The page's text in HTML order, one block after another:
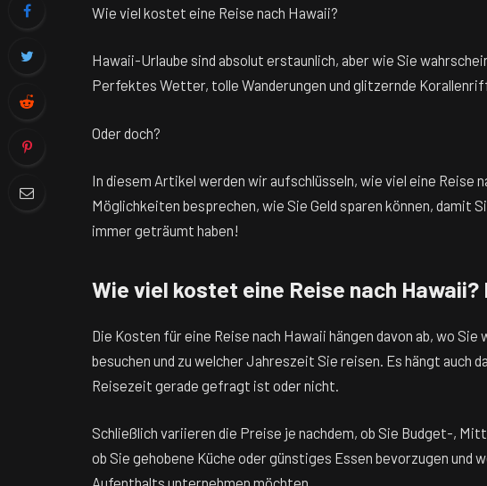
Wie viel kostet eine Reise nach Hawaii?
Hawaii-Urlaube sind absolut erstaunlich, aber wie Sie
Perfektes Wetter, tolle Wanderungen und glitzernde
Oder doch?
In diesem Artikel werden wir aufschlüsseln, wie viel eine Reise
Möglichkeiten besprechen, wie Sie Geld sparen können, damit
immer geträumt haben!
Wie viel kostet eine Reise nach Hawaii?
Die Kosten für eine Reise nach Hawaii hängen davon ab, wo
besuchen und zu welcher Jahreszeit Sie reisen. Es hängt auch
Reisezeit gerade gefragt ist oder nicht.
Schließlich variieren die Preise je nachdem, ob Sie Budget-,
ob Sie gehobene Küche oder günstiges Essen bevorzugen und